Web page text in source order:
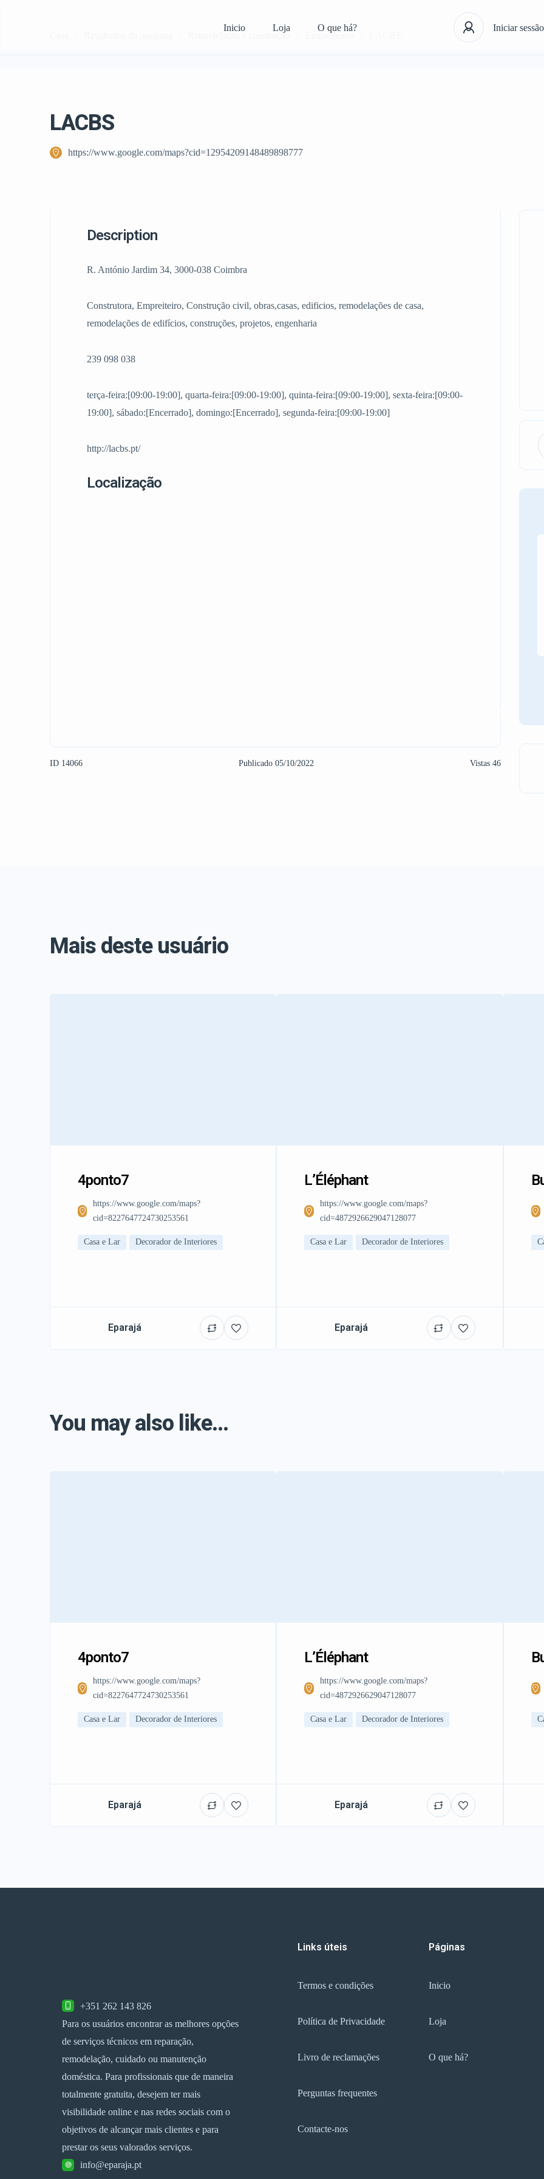
Inicio Loja O que há? Iniciar sessão
Remodelação e construção Empreiteiros
LACBS
https://www.google.com/maps?cid=12954209148489898777
Description
R. António Jardim 34, 3000-038 Coimbra
Construtora, Empreiteiro, Construção civil, obras,casas, edificios, remodelações de casa,
remodelações de edifícios, construções, projetos, engenharia
239 098 038
terça-feira:[09:00-19:00], quarta-feira:[09:00-19:00], quinta-feira:[09:00-19:00], sexta-feira:[09:00-
19:00], sábado:[Encerrado], domingo:[Encerrado], segunda-feira:[09:00-19:00]
http://lacbs.pt/
Localização
ID 14066 Publicado 05/10/2022 Vistas 46
Mais deste usuário
4ponto7
https://www.google.com/maps?
cid=8227647724730253561
Casa e Lar Decorador de Interiores
Eparajá
L’Éléphant
https://www.google.com/maps?
cid=4872926629047128077
Casa e Lar Decorador de Interiores
Eparajá
You may also like...
4ponto7
https://www.google.com/maps?
cid=8227647724730253561
Casa e Lar Decorador de Interiores
Eparajá
L’Éléphant
https://www.google.com/maps?
cid=4872926629047128077
Casa e Lar Decorador de Interiores
Eparajá
+351 262 143 826
Para os usuários encontrar as melhores opções
de serviços técnicos em reparação,
remodelação, cuidado ou manutenção
doméstica. Para profissionais que de maneira
totalmente gratuita, desejem ter mais
visibilidade online e nas redes sociais com o
objetivos de alcançar mais clientes e para
prestar os seus valorados serviços.
info@eparaja.pt
Links úteis
Termos e condições
Política de Privacidade
Livro de reclamações
Perguntas frequentes
Contacte-nos
Páginas
Inicio
Loja
O que há?